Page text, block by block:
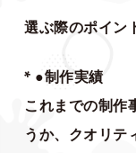
選ぶ際のポイン
* ●制作実績
これまでの制作
うか、クオリテ